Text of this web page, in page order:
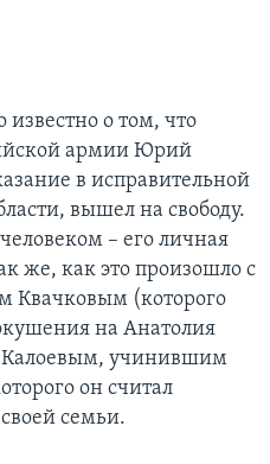
известно о том, что
армии Юрий
в исправительной
вышел на свободу.
– его личная
же, как это произошло с
Квачковым (которого
на Анатолия
Калоевым, учинившим
он считал
семьи.